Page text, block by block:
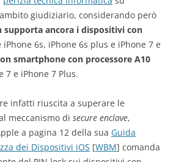
giudiziario, considerando però
supporta ancora i dispositivi con
iPhone 6s, iPhone 6s plus e iPhone 7 e
smartphone con processore A10
7 e iPhone 7 Plus.
infatti riuscita a superare le
meccanismo di secure enclave,
a pagina 12 della sua Guida
dei Dispositivi iOS [WBM] comanda